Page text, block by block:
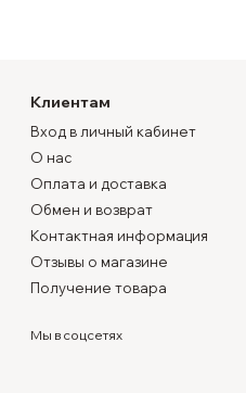
Клиентам
Вход в личный кабинет
О нас
Оплата и доставка
Обмен и возврат
Контактная информация
Отзывы о магазине
Получение товара
Мы в соцсетях